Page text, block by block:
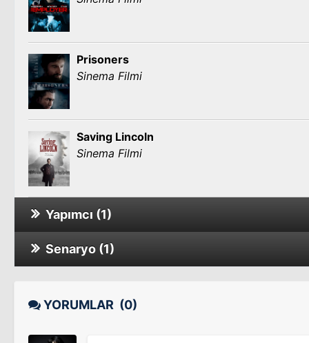
Prisoners
Sinema Filmi
Saving Lincoln
Sinema Filmi
Yapımcı (1)
Şeytanla Bir Gece / Late Night with the
Senaryo (1)
YORUMLAR (0)